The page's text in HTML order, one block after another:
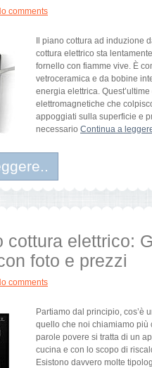
comments
Il piano cottura ad induzione
cottura elettrico sta
fornello con fiamme vive. È
vetroceramica e da bobine
energia elettrica.
elettromagnetiche che
appoggiati sulla superficie e
necessario Continua a
cottura elettrico:
foto e prezzi
comments
Partiamo dal principio, cos’è
quello che noi chiamiamo più
parole povere si tratta di un
cucina e con lo scopo di
Esistono davvero molte